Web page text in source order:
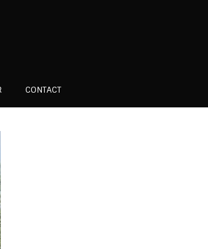
CONTACT